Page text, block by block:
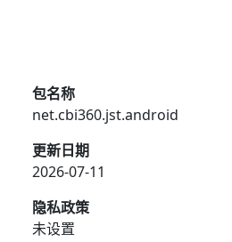
包名称
net.cbi360.jst.android
更新日期
2026-07-11
隐私政策
未设置